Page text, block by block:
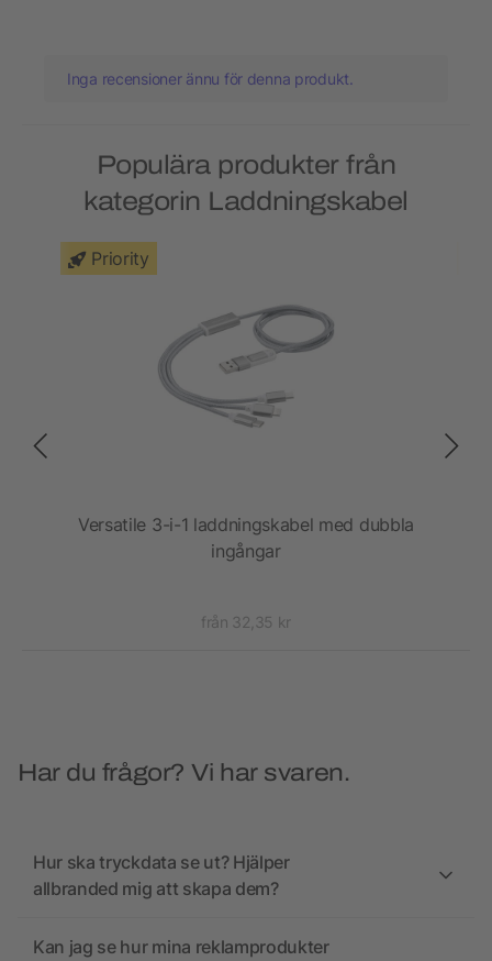
Inga recensioner ännu för denna produkt.
Populära produkter från
kategorin Laddningskabel
Priority
Versatile 3-i-1 laddningskabel med dubbla
ingångar
från 32,35 kr
Har du frågor? Vi har svaren.
Hur ska tryckdata se ut? Hjälper
allbranded mig att skapa dem?
Kan jag se hur mina reklamprodukter